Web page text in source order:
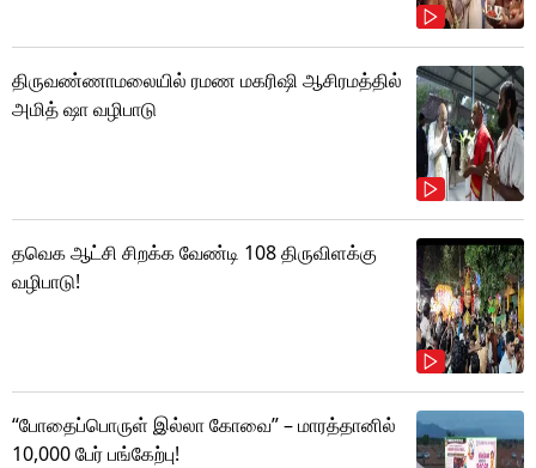
திருவண்ணாமலையில் ரமண மகரிஷி ஆசிரமத்தில்
அமித் ஷா வழிபாடு
தவெக ஆட்சி சிறக்க வேண்டி 108 திருவிளக்கு
வழிபாடு!
“போதைப்பொருள் இல்லா கோவை” – மாரத்தானில்
10,000 பேர் பங்கேற்பு!